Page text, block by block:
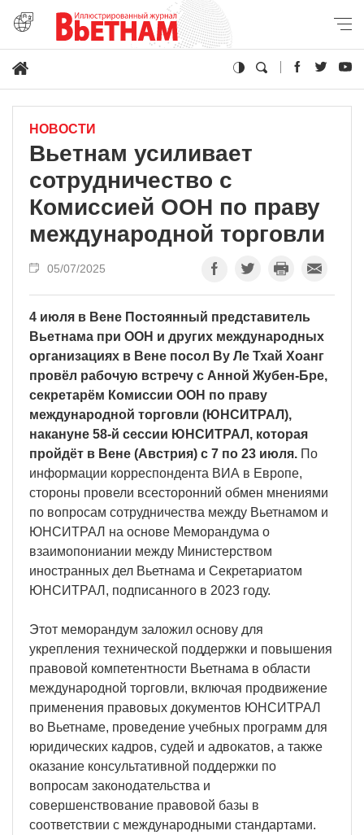
НОВОСТИ
Вьетнам усиливает
сотрудничество с
Комиссией ООН по праву
международной торговли
05/07/2025
4 июля в Вене Постоянный представитель
Вьетнама при ООН и других международных
организациях в Вене посол Ву Ле Тхай Хоанг
провёл рабочую встречу с Анной Жубен-Бре,
секретарём Комиссии ООН по праву
международной торговли (ЮНСИТРАЛ),
накануне 58-й сессии ЮНСИТРАЛ, которая
пройдёт в Вене (Австрия) с 7 по 23 июля. По
информации корреспондента ВИА в Европе,
стороны провели всесторонний обмен мнениями
по вопросам сотрудничества между Вьетнамом и
ЮНСИТРАЛ на основе Меморандума о
взаимопониании между Министерством
иностранных дел Вьетнама и Секретариатом
ЮНСИТРАЛ, подписанного в 2023 году.
Этот меморандум заложил основу для
укрепления технической поддержки и повышения
правовой компетентности Вьетнама в области
международной торговли, включая продвижение
применения правовых документов ЮНСИТРАЛ
во Вьетнаме, проведение учебных программ для
юридических кадров, судей и адвокатов, а также
оказание консультативной поддержки по
вопросам законодательства и
совершенствование правовой базы в
соответствии с международными стандартами.